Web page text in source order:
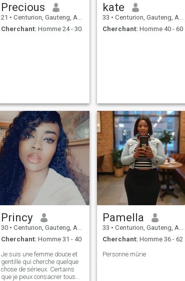
Precious
21 • Centurion, Gauteng, Afrique du Sud
Cherchant: Homme 24 - 30
kate
33 • Centurion, Gauteng, Afrique du Sud
Cherchant: Homme 40 - 60
Princy
30 • Centurion, Gauteng, Afrique du Sud
Cherchant: Homme 31 - 40
Je suis une femme douce et
gentille qui cherche quelque
chose de sérieux. Certains
que je peux consacrer tous
Pamella
33 • Centurion, Gauteng, Afrique du Sud
Cherchant: Homme 36 - 62
Personne mûrie